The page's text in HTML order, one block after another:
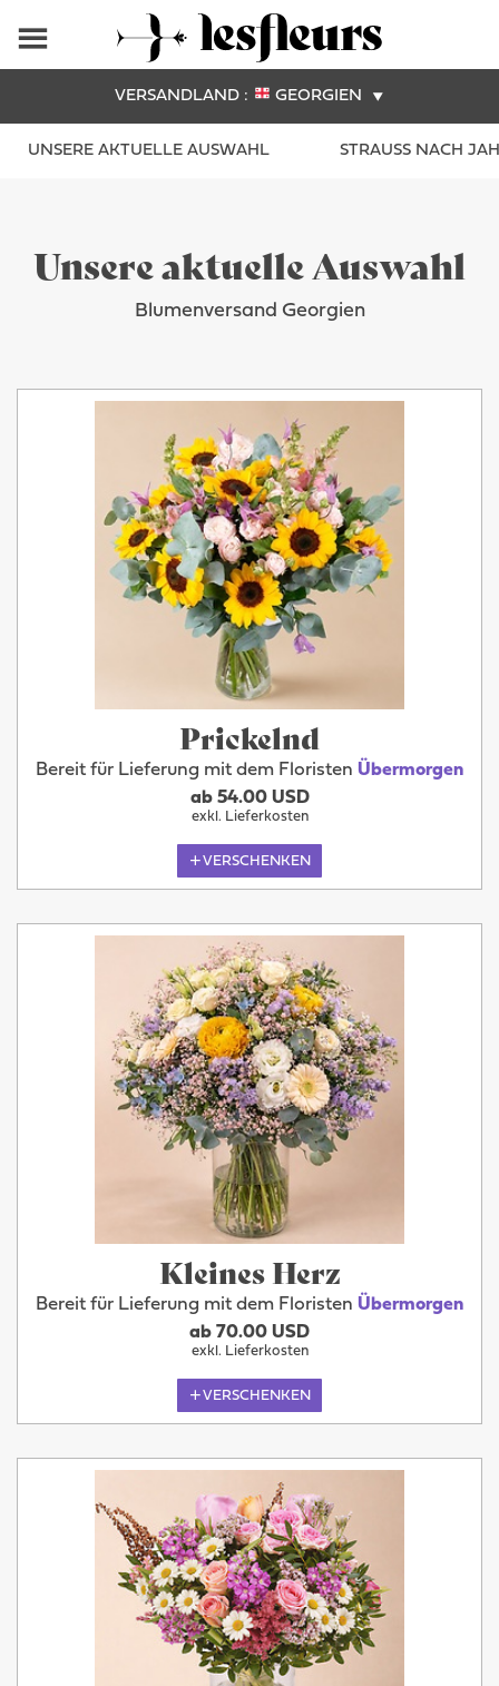
VERSANDLAND : GEORGIEN
UNSERE AKTUELLE AUSWAHL STRAUSS NACH
Unsere aktuelle Auswahl
Blumenversand Georgien
Prickelnd
Bereit für Lieferung mit dem Floristen Übermorgen
ab 54.00 USD
exkl. Lieferkosten
VERSCHENKEN
Kleines Herz
Bereit für Lieferung mit dem Floristen Übermorgen
ab 70.00 USD
exkl. Lieferkosten
VERSCHENKEN